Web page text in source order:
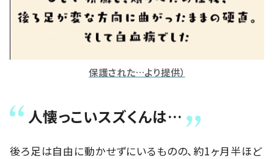
保護された…より提供）
人懐っこいスズくんは…
後ろ足は自由に動かせずにいるものの、約1ヶ月半ほど